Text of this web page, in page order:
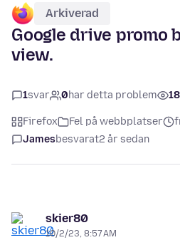
Arkiverad
Google drive promo
view.
1svar 0har detta problem
Firefox Fel på webbplatser
Jamesbesvarat2 år sedan
skier80
10/2/23, 8:57 AM